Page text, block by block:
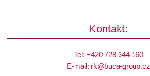
Kontakt:
Tel: +420 728 344 160
E-mail: rk@buca-group.cz